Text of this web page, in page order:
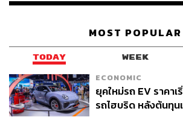
จำกัดของอัตราผลตอบแทนพันธบัตรสหรัฐ
อีกประการหนึ่ง จากทั้งเอกสารผลการประ
การแถลงของ เจอโรม พาวเวลล์ ประธาน
เป็นอีกครั้งที่ชี้ว่า Fed ยังไม่อาจสามารถระ
การเริ่มปรับลดอัตราดอกเบี้ยได้ ยิ่งไปกว่านั้
MOST POPULAR
TODAY WEEK
ECONOMIC
ยุคใหม่รถ EV ราคา
รถไฮบริด หลังต้นทุ